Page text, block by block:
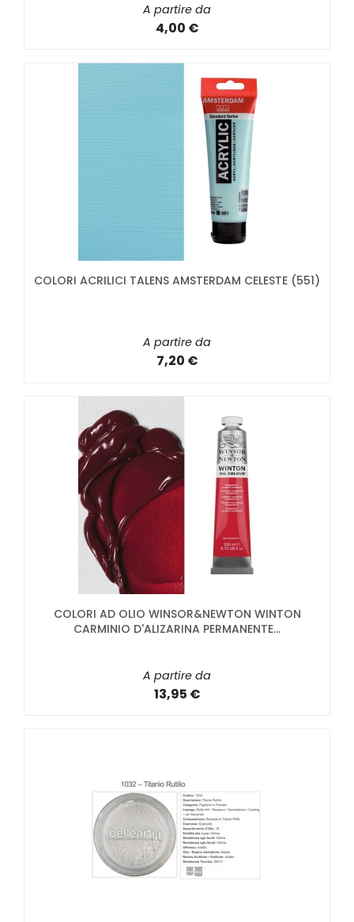
A partire da
4,00 €
COLORI ACRILICI TALENS AMSTERDAM CELESTE (551)
A partire da
7,20 €
COLORI AD OLIO WINSOR&NEWTON WINTON
CARMINIO D'ALIZARINA PERMANENTE...
A partire da
13,95 €